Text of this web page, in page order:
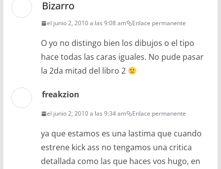
Bizarro
el junio 2, 2010 a las 9:08 am Enlace permanente
O yo no distingo bien los dibujos o el tipo
hace todas las caras iguales. No pude pasar
la 2da mitad del libro 2
freakzion
el junio 2, 2010 a las 9:34 am Enlace permanente
ya que estamos es una lastima que cuando
estrene kick ass no tengamos una critica
detallada como las que haces vos hugo, en